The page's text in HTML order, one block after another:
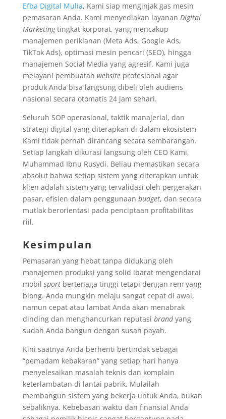
Efba Digital Mulia, Kami siap menginjak gas mesin
pemasaran Anda. Kami menyediakan layanan Digital
Marketingtingkat korporat, yang mencakup
manajemen periklanan (Meta Ads, Google Ads,
TikTok Ads), optimasi mesin pencari (SEO), hingga
manajemen Social Media yang agresif. Kami juga
melayani pembuatan websiteprofesional agar
produk Anda bisa langsung dibeli oleh audiens
nasional secara otomatis 24 jam sehari.
Seluruh SOP operasional, taktik manajerial, dan
strategi digital yang diterapkan di dalam ekosistem
Kami tidak pernah dirancang secara sembarangan.
Setiap langkah dikurasi langsung oleh CEO Kami,
Muhammad Ibnu Rusydi. Beliau memastikan secara
absolut bahwa setiap sistem yang diterapkan untuk
klien adalah sistem yang tervalidasi oleh pergerakan
pasar, efisien dalam penggunaan budget, dan secara
mutlak berorientasi pada penciptaan profitabilitas
riil.
Kesimpulan
Pemasaran yang hebat tanpa didukung oleh
manajemen produksi yang solid ibarat mengendarai
mobil sportbertenaga tinggi tetapi dengan rem yang
blong. Anda mungkin melaju sangat cepat di awal,
namun cepat atau lambat Anda akan menabrak
dinding dan menghancurkan reputasi brandyang
sudah Anda bangun dengan susah payah.
Kini saatnya Anda berhenti bertindak sebagai
“pemadam kebakaran” yang setiap hari hanya
menyelesaikan masalah teknis dan komplain
keterlambatan di lantai pabrik. Mulailah
membangun sistem yang bekerja untuk Anda, bukan
sebaliknya. Kebebasan waktu dan finansial Anda